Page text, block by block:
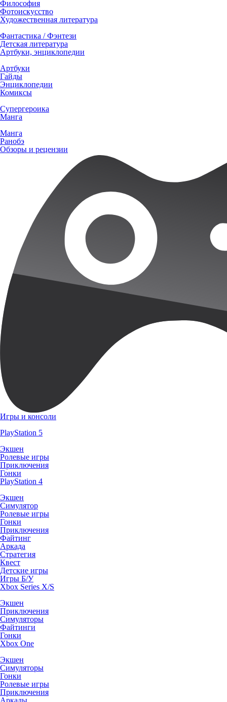
Философия
Фотоискусство
Художественная литература
Фантастика / Фэнтези
Детская литература
Артбуки, энциклопедии
Артбуки
Гайды
Энциклопедии
Комиксы
Супергероика
Манга
Манга
Ранобэ
Обзоры и рецензии
Игры и консоли
PlayStation 5
Экшен
Ролевые игры
Приключения
Гонки
PlayStation 4
Экшен
Симулятор
Ролевые игры
Гонки
Приключения
Файтинг
Аркада
Стратегия
Квест
Детские игры
Игры Б/У
Xbox Series X/S
Экшен
Приключения
Симуляторы
Файтинги
Гонки
Xbox One
Экшен
Симуляторы
Гонки
Ролевые игры
Приключения
Аркады